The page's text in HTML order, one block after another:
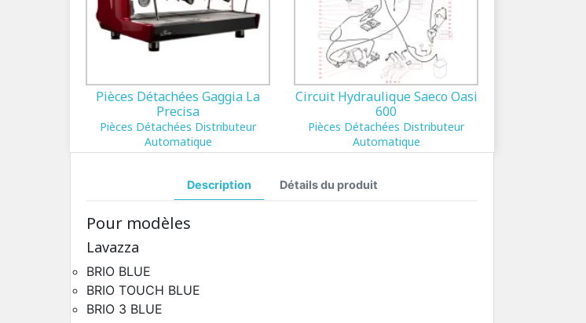
Pièces Détachées Gaggia La
Precisa
Pièces Détachées Distributeur
Automatique
Circuit Hydraulique Saeco Oasi
600
Pièces Détachées Distributeur
Automatique
Description Détails du produit
Pour modèles
Lavazza
BRIO BLUE
BRIO TOUCH BLUE
BRIO 3 BLUE